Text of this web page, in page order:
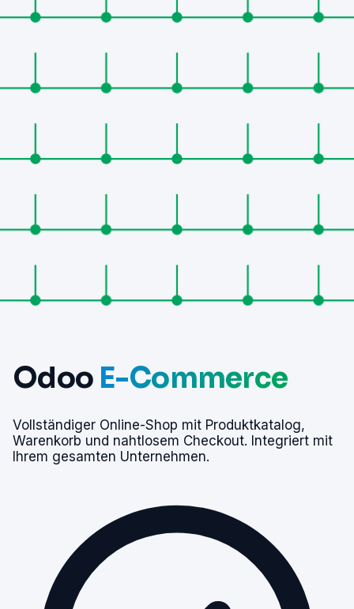
Odoo E-Commerce
Vollständiger Online-Shop mit Produktkatalog,
Warenkorb und nahtlosem Checkout. Integriert mit
Ihrem gesamten Unternehmen.